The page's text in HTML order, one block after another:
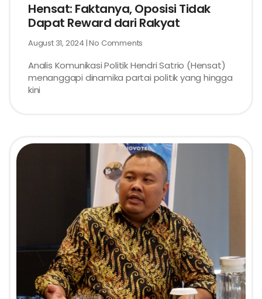
Hensat: Faktanya, Oposisi Tidak
Dapat Reward dari Rakyat
August 31, 2024 No Comments
Analis Komunikasi Politik Hendri Satrio (Hensat)
menanggapi dinamika partai politik yang hingga
kini